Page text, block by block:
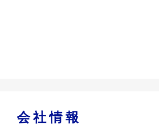
会社情報